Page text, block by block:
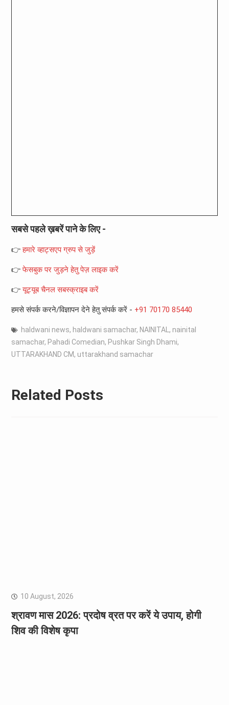
सबसे पहले ख़बरें पाने के लिए -
👉हमारे व्हाट्सएप ग्रुप से जुड़ें
👉फेसबुक पर जुड़ने हेतु पेज़ लाइक करें
👉यूट्यूब चैनल सबस्क्राइब करें
हमसे संपर्क करने/विज्ञापन देने हेतु संपर्क करें - +91 70170 85440
haldwani news, haldwani samachar, NAINITAL , nainital
samachar, Pahadi Comedian, Pushkar Singh Dhami,
UTTARAKHAND CM, uttarakhand samachar
Related Posts
10 August, 2026
श्रावण मास 2026: प्रदोष व्रत पर करें ये उपाय, होगी
शिव की विशेष कृपा